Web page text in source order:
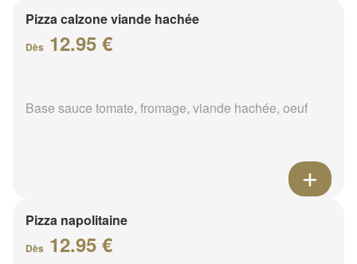
Pizza calzone viande hachée
Dès 12.95 €
Base sauce tomate, fromage, viande hachée, oeuf
Pizza napolitaine
Dès 12.95 €